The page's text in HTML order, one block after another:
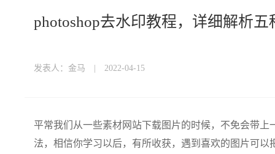
photoshop去水印教程，详细解析
发表人：金马 | 2022-04-15
平常我们从一些素材网站下载图片的时候，不免会带
法，相信你学习以后，有所收获，遇到喜欢的图片可